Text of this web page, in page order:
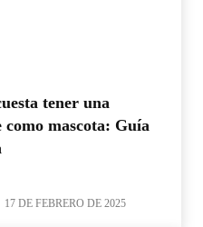
tener una
como mascota: Guía
17 DE FEBRERO DE 2025